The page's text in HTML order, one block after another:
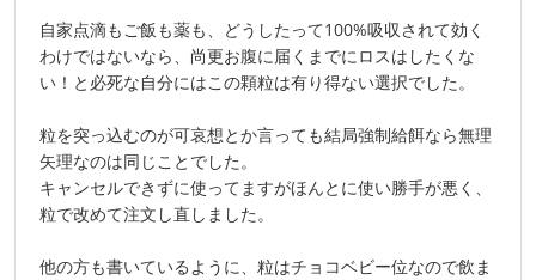
自家点滴もご飯も薬も、どうしたって100%吸収されて効く
わけではないなら、尚更お腹に届くまでにロスはしたくな
い！と必死な自分にはこの顆粒は有り得ない選択でした。
粒を突っ込むのが可哀想とか言っても結局強制給餌なら無理
矢理なのは同じことでした。
キャンセルできずに使ってますがほんとに使い勝手が悪く、
粒で改めて注文し直しました。
他の方も書いているように、粒はチョコベビー位なので飲ま